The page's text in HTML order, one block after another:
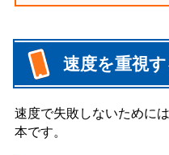
速度を重視
速度で失敗しないために
本です。